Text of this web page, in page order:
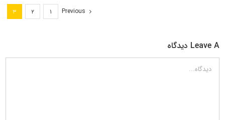
Previous ۱ ۲ ۳
Leave A دیدگاه
دیدگاه